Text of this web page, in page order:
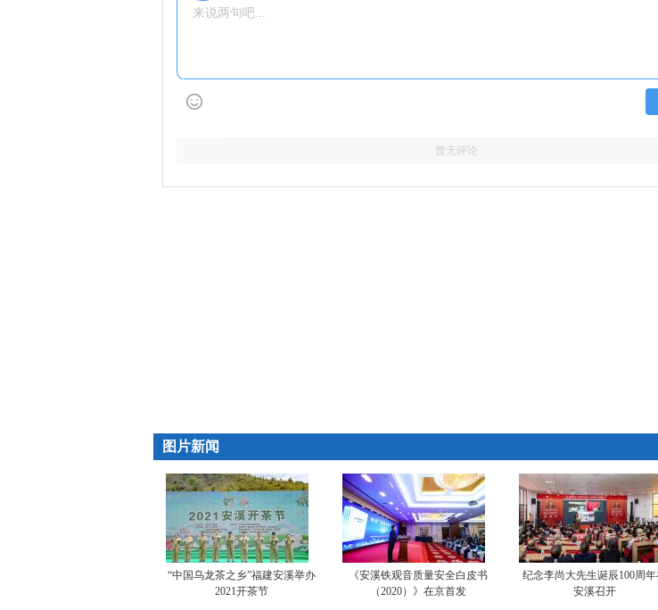
暂无评论
图片新闻
“中国乌龙茶之乡”福建安溪举办
2021开茶节
《安溪铁观音质量安全白皮书
（2020）》在京首发
纪念李尚大先生诞辰100周
安溪召开